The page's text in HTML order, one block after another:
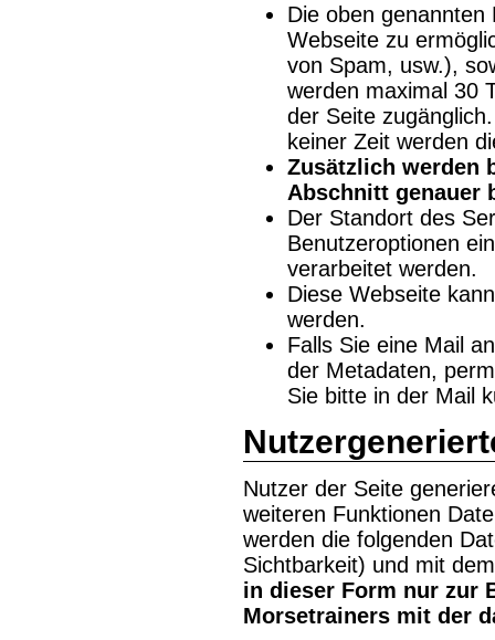
Die oben
Webseite zu
von Spam, usw.),
werden maximal 30
der Seite
keiner Zeit werden
Zusätzlich werden
Abschnitt genauer
Der Standort des
Benutzeroptionen
verarbeitet werden.
Diese Webseite
werden.
Falls Sie eine Mail
der Metadaten,
Sie bitte in der Mail
Nutzer der Seite
weiteren Funktionen
werden die folgenden
Sichtbarkeit) und mit
in dieser Form nur zur
Morsetrainers mit der